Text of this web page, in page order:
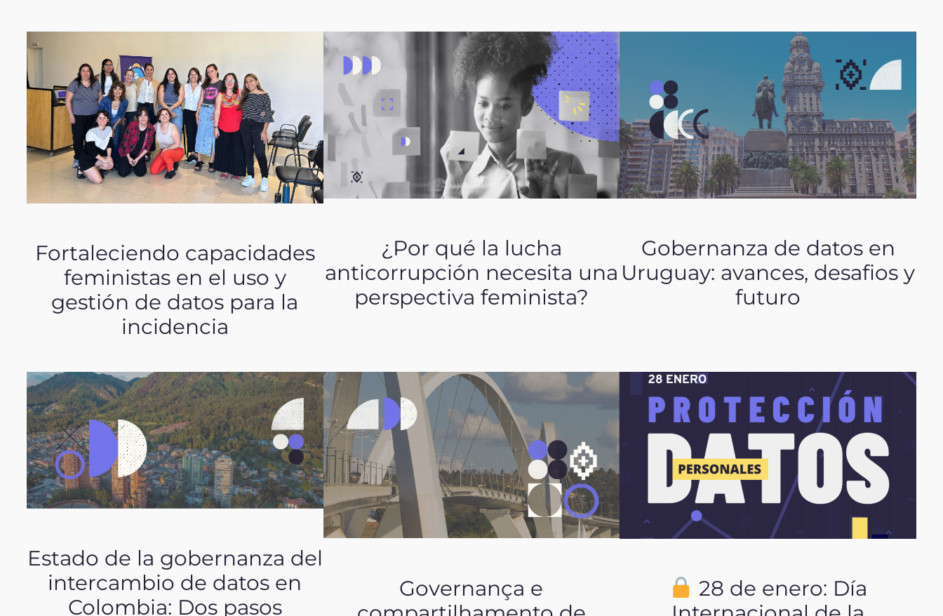
Fortaleciendo capacidades
feministas en el uso y
gestión de datos para la
incidencia
¿Por qué la lucha
anticorrupción necesita una
perspectiva feminista?
Gobernanza de datos en
Uruguay: avances, desafios y
futuro
Estado de la gobernanza del
intercambio de datos en
Colombia: Dos pasos
Governança e
28 de enero: Día